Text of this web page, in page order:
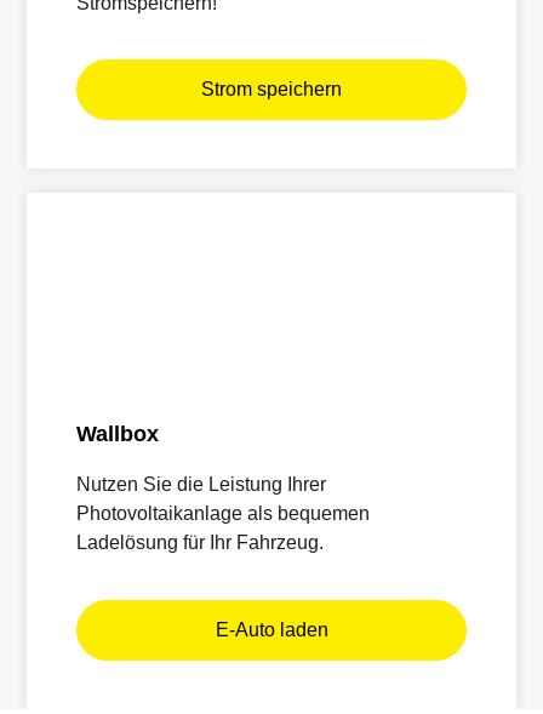
Strom speichern
Wallbox
Nutzen Sie die Leistung Ihrer
Photovoltaikanlage als bequemen
Ladelösung für Ihr Fahrzeug.
E-Auto laden